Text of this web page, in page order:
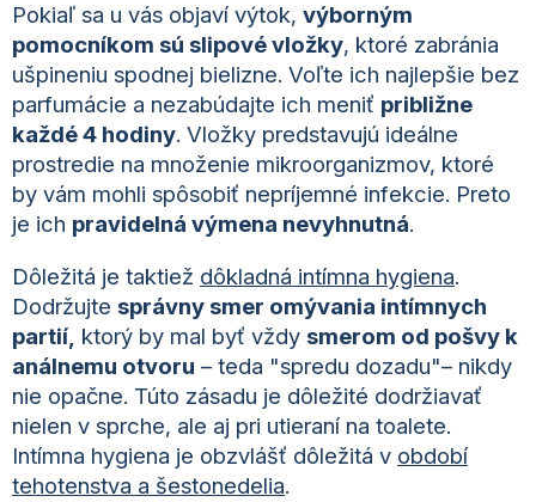
Pokiaľ sa u vás objaví výtok, výborným
pomocníkom sú slipové vložky, ktoré zabránia
ušpineniu spodnej bielizne. Voľte ich najlepšie bez
parfumácie a nezabúdajte ich meniť približne
každé 4 hodiny. Vložky predstavujú ideálne
prostredie na množenie mikroorganizmov, ktoré
by vám mohli spôsobiť nepríjemné infekcie. Preto
je ich pravidelná výmena nevyhnutná.
Dôležitá je taktiež dôkladná intímna hygiena.
Dodržujte správny smer omývania intímnych
partií, ktorý by mal byť vždy smerom od pošvy k
análnemu otvoru – teda "spredu dozadu"– nikdy
nie opačne. Túto zásadu je dôležité dodržiavať
nielen v sprche, ale aj pri utieraní na toalete.
Intímna hygiena je obzvlášť dôležitá v období
tehotenstva a šestonedelia.